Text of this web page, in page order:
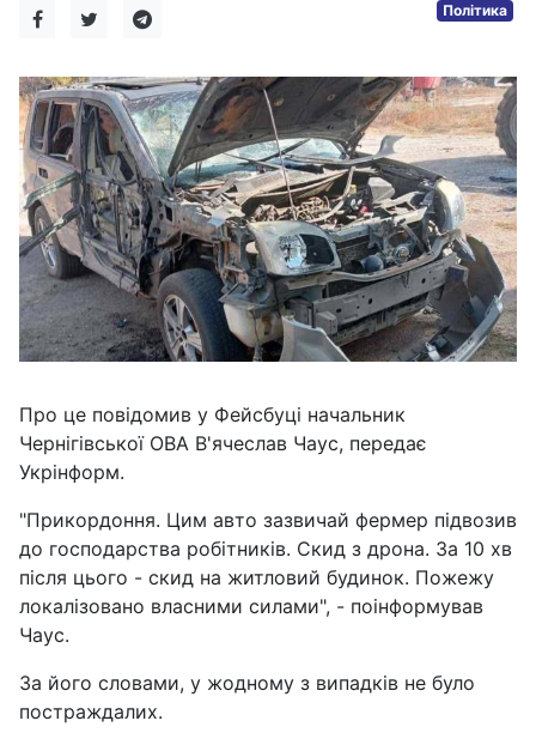
Політика
Про це повідомив у Фейсбуці начальник
Чернігівської ОВА В'ячеслав Чаус, передає
Укрінформ.
"Прикордоння. Цим авто зазвичай фермер підвозив
до господарства робітників. Скид з дрона. За 10 хв
після цього - скид на житловий будинок. Пожежу
локалізовано власними силами", - поінформував
Чаус.
За його словами, у жодному з випадків не було
постраждалих.